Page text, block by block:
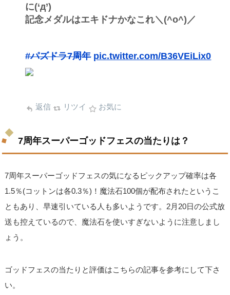
に(‘д’)
記念メダルはエキドナかなこれ＼(^o^)／
#パズドラ7周年 pic.twitter.com/B36VEiLix0
返信 リツイ お気に
7周年スーパーゴッドフェスの当たりは？
7周年スーパーゴッドフェスの気になるピックアップ確率は各
1.5％(コットンは各0.3％)！魔法石100個が配布されたというこ
ともあり、早速引いている人も多いようです。2月20日の公式放
送も控えているので、魔法石を使いすぎないように注意しまし
ょう。
ゴッドフェスの当たりと評価はこちらの記事を参考にして下さ
い。